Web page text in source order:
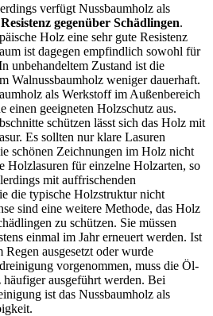
verfügt Nussbaumholz als
gegenüber Schädlingen.
Holz eine sehr gute Resistenz
ist dagegen empfindlich sowohl für
unbehandeltem Zustand ist die
Walnussbaumholz weniger dauerhaft.
als Werkstoff im Außenbereich
einen geeigneten Holzschutz aus.
schützen lässt sich das Holz mit
Es sollten nur klare Lasuren
schönen Zeichnungen im Holz nicht
Holzlasuren für einzelne Holzarten, so
mit auffrischenden
die typische Holzstruktur nicht
sind eine weitere Methode, das Holz
zu schützen. Sie müssen
einmal im Jahr erneuert werden. Ist
Regen ausgesetzt oder wurde
vorgenommen, muss die Öl-
ausgeführt werden. Bei
ist das Nussbaumholz als